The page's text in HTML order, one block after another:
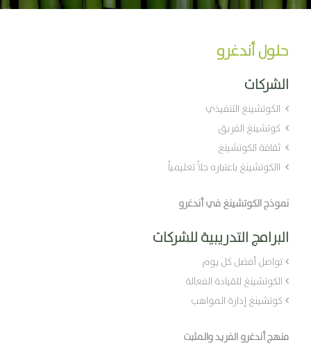
حلول أندغرو
الشركات
الكوتشينغ التنفيذي
كوتشينغ الفريق
ثقافة الكوتشينغ
االكوتشينغ باعتباره حلاً تعليمياً
نموذج الكوتشينغ في أندغرو
البرامج التدريبية للشركات
تواصل أفضل كل يوم
الكوتشينغ للقيادة الفعالة
كوتشينغ إدارة المواهب
منهج أندغرو الفريد والمثبت